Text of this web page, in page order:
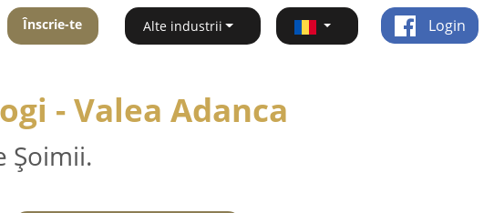
Înscrie-te Alte industrii Login
- Valea Adanca
Șoimii.